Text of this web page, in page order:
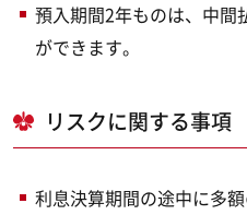
預入期間2年ものは、中間
ができます。
リスクに関する事項
利息決算期間の途中に多